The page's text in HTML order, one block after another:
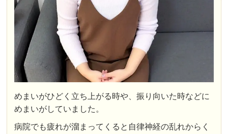
めまいがひどく立ち上がる時や、振り向いた時などに
めまいがしていました。
病院でも疲れが溜まってくると自律神経の乱れからく